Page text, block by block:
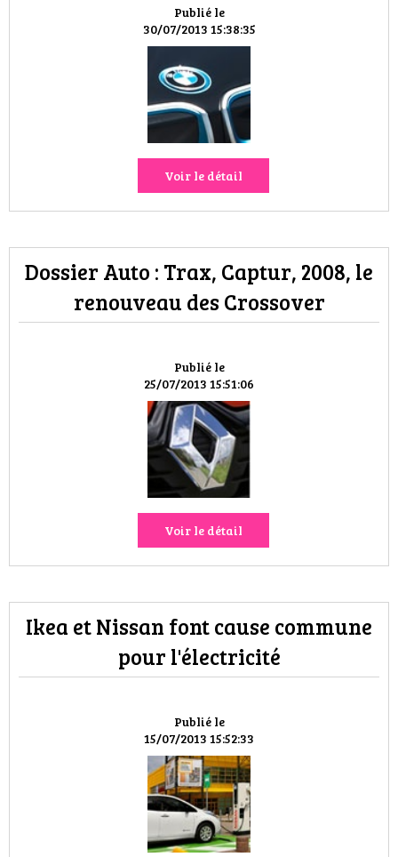
DÉCO
VOYAGES & LOISIRS
Publié le
30/07/2013 15:38:35
Voir le détail
Publié le
25/07/2013 15:51:06
Dossier Auto : Trax, Captur, 2008, le
renouveau des Crossover
Voir le détail
Publié le
15/07/2013 15:52:33
Ikea et Nissan font cause commune
pour l'électricité